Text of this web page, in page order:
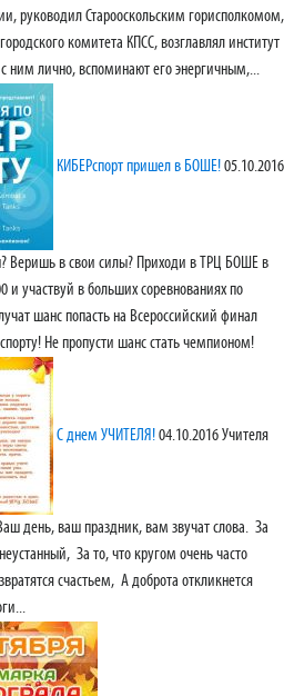
руководил Старооскольским горисполкомом,
комитета КПСС, возглавлял институт
с ним лично, вспоминают его энергичным,...
КИБЕРспорт пришел в БОШЕ!05.10.2016
Веришь в свои силы? Приходи в ТРЦ БОШЕ в
и участвуй в больших соревнованиях по
шанс попасть на Всероссийский финал
Не пропусти шанс стать чемпионом!
С днем УЧИТЕЛЯ!04.10.2016Учителя
день, ваш праздник, вам звучат слова. За
За то, что кругом очень часто
счастьем, А доброта откликнется